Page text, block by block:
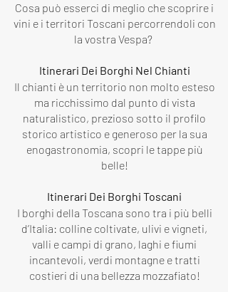
Cosa può esserci di meglio che scoprire i
vini e i territori Toscani percorrendoli con
la vostra Vespa?
Itinerari Dei Borghi Nel Chianti
Il chianti è un territorio non molto esteso
ma ricchissimo dal punto di vista
naturalistico, prezioso sotto il profilo
storico artistico e generoso per la sua
enogastronomia, scopri le tappe più
belle!
Itinerari Dei Borghi Toscani
I borghi della Toscana sono tra i più belli
d’Italia: colline coltivate, ulivi e vigneti,
valli e campi di grano, laghi e fiumi
incantevoli, verdi montagne e tratti
costieri di una bellezza mozzafiato!